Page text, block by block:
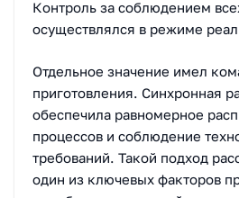
Контроль за соблюдением
осуществлялся в режиме
Отдельное значение имел
приготовления. Синхронная
обеспечила равномерное
процессов и соблюдение
требований. Такой подход
один из ключевых факторов